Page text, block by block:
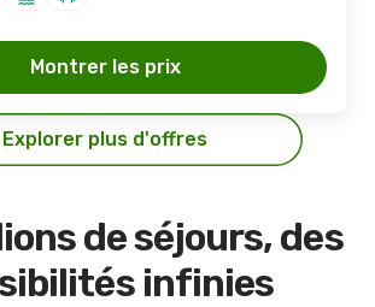
Montrer les prix
Explorer plus d'offres
de séjours, des
infinies